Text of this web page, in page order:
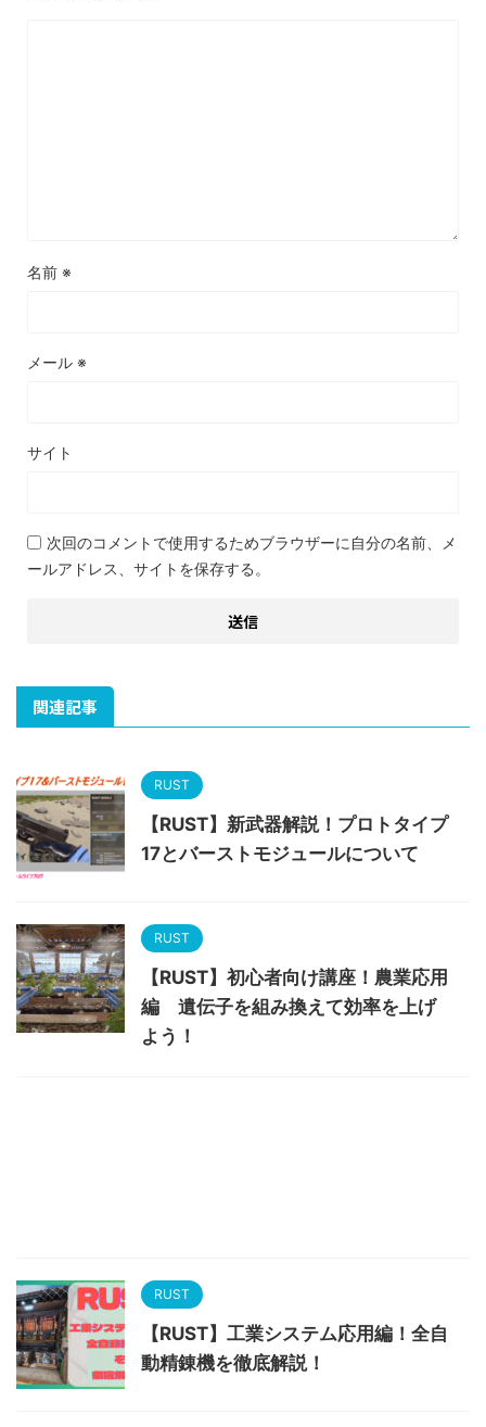
名前 ※
メール ※
サイト
次回のコメントで使用するためブラウザーに自分の名前、メ
ールアドレス、サイトを保存する。
関連記事
RUST
【RUST】新武器解説！プロトタイプ
17とバーストモジュールについて
RUST
【RUST】初心者向け講座！農業応用
編 遺伝子を組み換えて効率を上げ
よう！
RUST
【RUST】工業システム応用編！全自
動精錬機を徹底解説！